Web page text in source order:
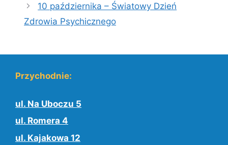
10 października – Światowy Dzień
Zdrowia Psychicznego
Przychodnie:
ul. Na Uboczu 5
ul. Romera 4
ul. Kajakowa 12